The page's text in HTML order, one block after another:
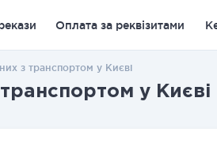
Оплата за реквізитами
з транспортом у Києві
у Києві